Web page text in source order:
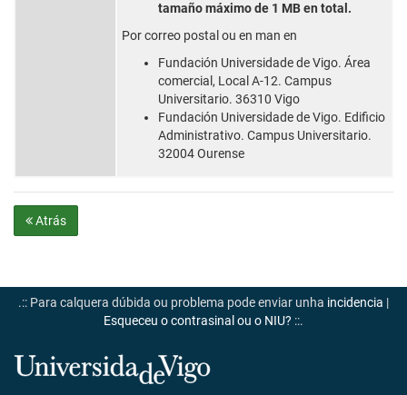
tamaño máximo de 1 MB en total.
Por correo postal ou en man en
Fundación Universidade de Vigo. Área
comercial, Local A-12. Campus
Universitario. 36310 Vigo
Fundación Universidade de Vigo. Edificio
Administrativo. Campus Universitario.
32004 Ourense
Atrás
.:: Para calquera dúbida ou problema pode enviar unha incidencia |
Esqueceu o contrasinal ou o NIU? ::.
Universidade